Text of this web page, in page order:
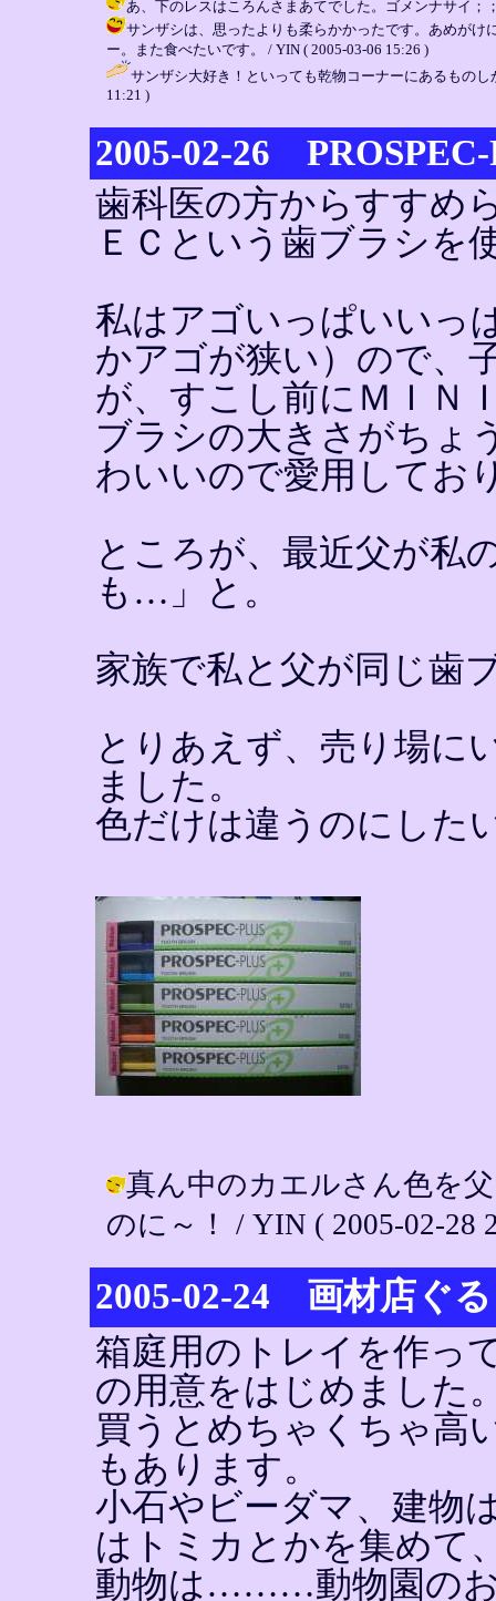
あ、下のレスはころんさまあてでした。ゴメンナサイ；
サンザシは、思ったよりも柔らかかったです。あめが
ー。また食べたいです。 / YIN ( 2005-03-06 15:26 )
サンザシ大好き！といっても乾物コーナーにあるもの
11:21 )
2005-02-26
歯科医の方からすすめ
ＥＣという歯ブラシを
私はアゴいっぱいいっ
かアゴが狭い）ので、
が、すこし前にＭＩＮ
ブラシの大きさがちょ
わいいので愛用してお
ところが、最近父が私
も…」と。
家族で私と父が同じ歯
とりあえず、売り場に
ました。
色だけは違うのにし
真ん中のカエルさん色を
のに～！ / YIN ( 2005-02-28
2005-02-24 画材店ぐ
箱庭用のトレイを作っ
の用意をはじめました
買うとめちゃくちゃ高
もあります。
小石やビーダマ、建物
はトミカとかを集めて
動物は………動物園のお